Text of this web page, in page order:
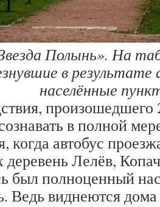
Полынь». На
в
населённые
произошедшего
в полной
когда автобус
Лелёв,
был полноценный
Ведь виднеются